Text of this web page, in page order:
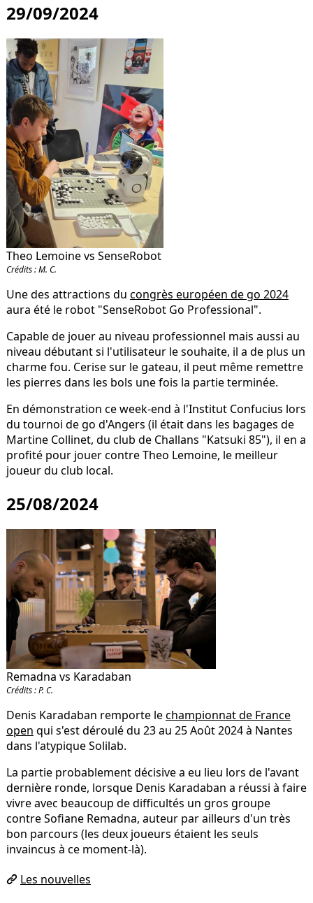
29/09/2024
Theo Lemoine vs SenseRobot
Crédits : M. C.
Une des attractions du congrès européen de go 2024
aura été le robot "SenseRobot Go Professional".
Capable de jouer au niveau professionnel mais aussi au
niveau débutant si l'utilisateur le souhaite, il a de plus un
charme fou. Cerise sur le gateau, il peut même remettre
les pierres dans les bols une fois la partie terminée.
En démonstration ce week-end à l'Institut Confucius lors
du tournoi de go d'Angers (il était dans les bagages de
Martine Collinet, du club de Challans "Katsuki 85"), il en a
profité pour jouer contre Theo Lemoine, le meilleur
joueur du club local.
25/08/2024
Remadna vs Karadaban
Crédits : P. C.
Denis Karadaban remporte lechampionnat de France
open qui s'est déroulé du 23 au 25 Août 2024 à Nantes
dans l'atypique Solilab.
La partie probablement décisive a eu lieu lors de l'avant
dernière ronde, lorsque Denis Karadaban a réussi à faire
vivre avec beaucoup de difficultés un gros groupe
contre Sofiane Remadna, auteur par ailleurs d'un très
bon parcours (les deux joueurs étaient les seuls
invaincus à ce moment-là).
Les nouvelles